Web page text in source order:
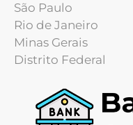
São Paulo
Rio de Janeiro
Minas Gerais
Distrito Federal